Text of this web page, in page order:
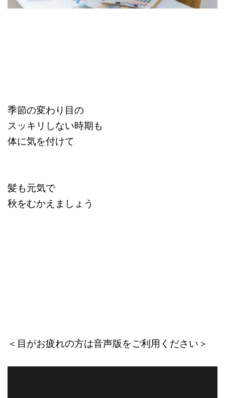
季節の変わり目の
スッキリしない時期も
体に気を付けて
髪も元気で
秋をむかえましょう
＜目がお疲れの方は音声版をご利用ください＞